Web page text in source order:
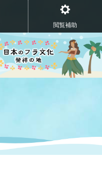
閲覧補助